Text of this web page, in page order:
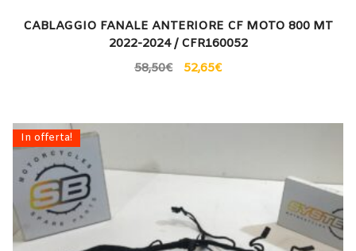
CABLAGGIO FANALE ANTERIORE CF MOTO 800 MT
2022-2024 / CFR160052
58,50€ 52,65€
In offerta!